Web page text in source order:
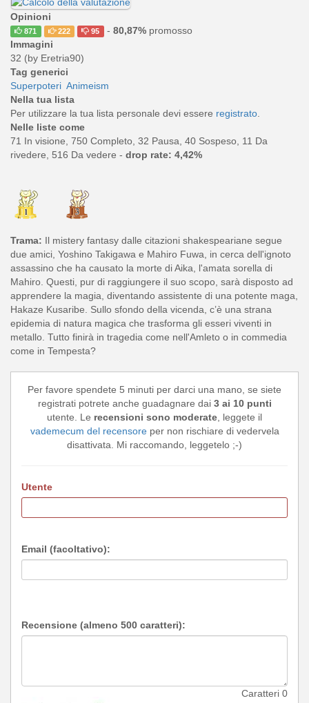
Opinioni
871 222 95 - 80,87%promosso
Immagini
32 (by Eretria90)
Tag generici
Superpoteri Animeism
Nella tua lista
Per utilizzare la tua lista personale devi essere registrato
Nelle liste come
71 In visione, 750 Completo, 32 Pausa, 40 Sospeso, 11 Da
rivedere, 516 Da vedere - drop rate: 4,42%
Trama: Il mistery fantasy dalle citazioni shakespeariane segue
due amici, Yoshino Takigawa e Mahiro Fuwa, in cerca dell'ignoto
assassino che ha causato la morte di Aika, l'amata sorella di
Mahiro. Questi, pur di raggiungere il suo scopo, sarà disposto ad
apprendere la magia, diventando assistente di una potente maga,
Hakaze Kusaribe. Sullo sfondo della vicenda, c’è una strana
epidemia di natura magica che trasforma gli esseri viventi in
metallo. Tutto finirà in tragedia come nell'Amleto o in commedia
come in Tempesta?
Per favore spendete 5 minuti per darci una mano, se siete
registrati potrete anche guadagnare dai 3 ai 10 punti
utente. Le recensioni sono moderate, leggete il
vademecum del recensoreper non rischiare di vedervela
disattivata. Mi raccomando, leggetelo ;-)
Utente
Email (facoltativo):
Recensione (almeno 500 caratteri):
Caratteri 0